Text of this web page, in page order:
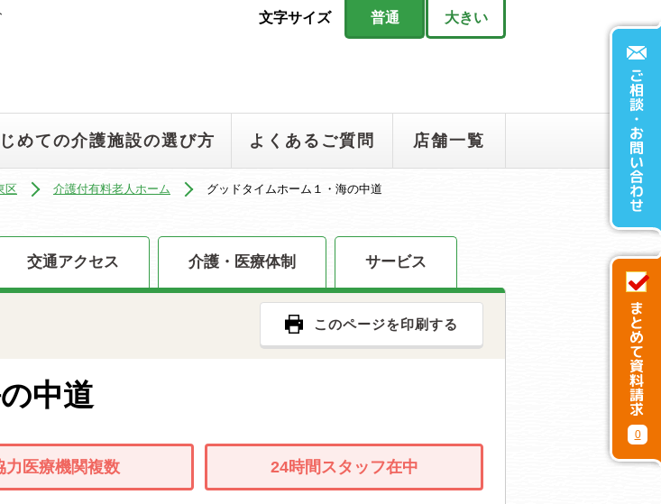
文字サイズ 普通 大きい
めての介護施設の選び方 よくあるご質問 店舗一覧
区 介護付有料老人ホーム グッドタイムホーム１・海の中道
交通アクセス 介護・医療体制 サービス
このページを印刷する
中道
力医療機関複数 24時間スタッフ在中
0